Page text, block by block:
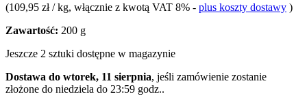
(109,95 zł / kg, włącznie z kwotą VAT 8% - plus koszty dostawy )
Zawartość: 200 g
Jeszcze 2 sztuki dostępne w magazynie
Dostawa do wtorek, 11 sierpnia, jeśli zamówienie zostanie
złożone do niedziela do 23:59 godz..